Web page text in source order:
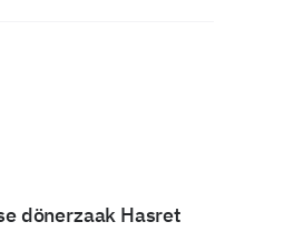
dönerzaak Hasret